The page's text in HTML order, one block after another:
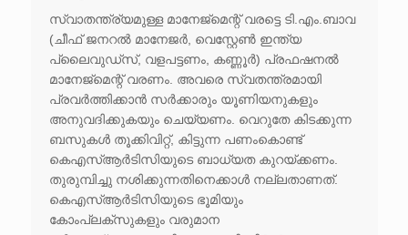
സ്വാതന്ത്ര്യമുള്ള മാനേജ്മെന്റ് വരട്ടെ ടി.എം.ബാവ
(ചീഫ് ജനറൽ മാനേജർ, വെസ്റ്റേൺ ഇന്ത്യ
പ്ലൈവുഡ്സ്, വളപട്ടണം, കണ്ണൂർ) പ്രഫഷനൽ
മാനേജ്മെന്റ് വരണം. അവരെ സ്വതന്ത്രമായി
പ്രവർത്തിക്കാൻ സർക്കാരും യൂണിയനുകളും
അനുവദിക്കുകയും ചെയ്യണം. വെറുതേ കിടക്കുന്ന
ബസുകൾ തൂക്കിവിറ്റ്, കിട്ടുന്ന പണംകൊണ്ട്
കെഎസ്ആർടിസിയുടെ ബാധ്യത കുറയ്ക്കണം.
തുരുമ്പിച്ചു നശിക്കുന്നതിനെക്കാൾ നല്ലതാണത്.
കെഎസ്ആർടിസിയുടെ ഭൂമിയും
കോംപ്ലക്സുകളും വരുമാന